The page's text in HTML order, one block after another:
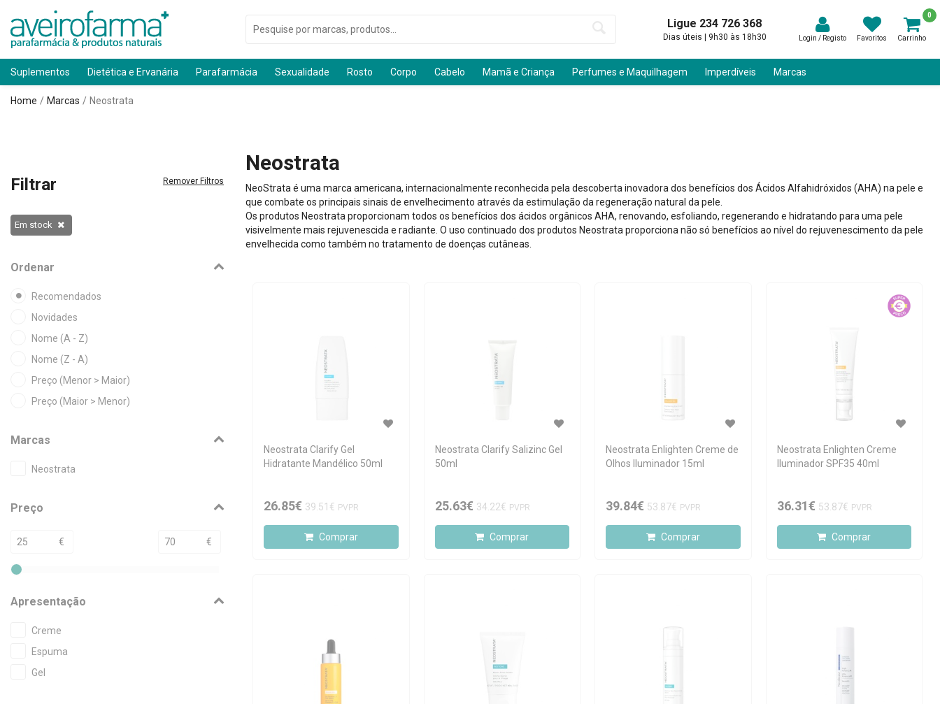
Ligue 234 726 368
Dias úteis | 9h30 às 18h30 Login / Registo Favoritos Carrinho
0
Suplementos Dietética e Ervanária Parafarmácia Sexualidade Rosto Corpo Cabelo Mamã e Criança Perfumes e Maquilhagem Imperdíveis Marcas
Home Marcas Neostrata
Filtrar Remover Filtros
Em stock
Ordenar
Recomendados
Novidades
Nome (A - Z)
Nome (Z - A)
Preço (Menor > Maior)
Preço (Maior > Menor)
Marcas
Neostrata
Preço
€ €
Apresentação
Creme
Espuma
Gel
Neostrata
NeoStrata é uma marca americana, internacionalmente reconhecida pela descoberta inovadora dos benefícios dos Ácidos Alfahidróxidos (AHA) na pele e
que combate os principais sinais de envelhecimento através da estimulação da regeneração natural da pele.
Os produtos Neostrata proporcionam todos os benefícios dos ácidos orgânicos AHA, renovando, esfoliando, regenerando e hidratando para uma pele
visivelmente mais rejuvenescida e radiante. O uso continuado dos produtos Neostrata proporciona não só benefícios ao nível do rejuvenescimento da pele
envelhecida como também no tratamento de doenças cutâneas.
Neostrata Clarify Gel
Hidratante Mandélico 50ml
26.85€ 39.51€ PVPR
Comprar
Neostrata Clarify Salizinc Gel
50ml
25.63€ 34.22€ PVPR
Comprar
Neostrata Enlighten Creme de
Olhos Iluminador 15ml
39.84€ 53.87€ PVPR
Comprar
Neostrata Enlighten Creme
Iluminador SPF35 40ml
36.31€ 53.87€ PVPR
Comprar